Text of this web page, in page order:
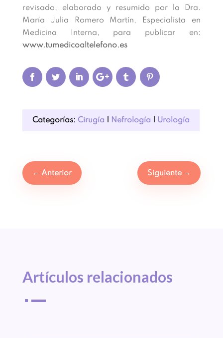
revisado, elaborado y resumido por la Dra.
María Julia Romero Martín, Especialista en
Medicina Interna, para publicar en:
www.tumedicoaltelefono.es
Categorías: Cirugía Nefrología Urología
← Anterior Siguiente →
Artículos relacionados
^